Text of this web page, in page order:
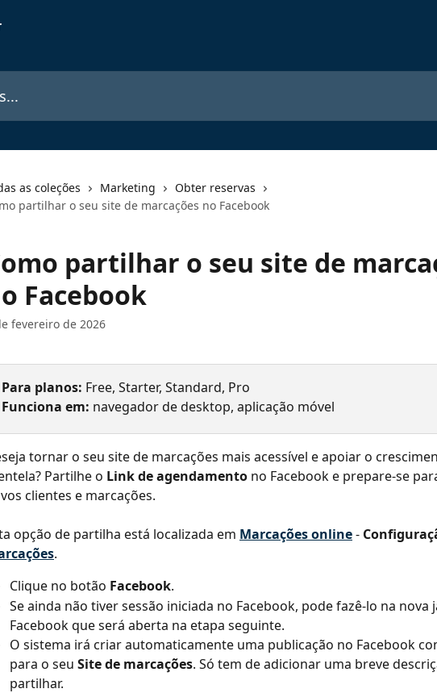
as coleções Marketing
Obter reservas
partilhar o seu site de marcações no Facebook
partilhar o seu site de
Facebook
fevereiro de 2026
Para planos: Free, Starter, Standard, Pro
Funciona em: navegador de desktop, aplicação móvel
tornar o seu site de marcações mais acessível e apoiar o
Partilhe o Link de agendamento no Facebook e prepare-se
clientes e marcações.
opção de partilha está localizada em Marcações online -
.
Clique no botão Facebook.
Se ainda não tiver sessão iniciada no Facebook, pode fazê-lo na nova
Facebook que será aberta na etapa seguinte.
O sistema irá criar automaticamente uma publicação no Facebook
para o seu Site de marcações. Só tem de adicionar uma breve
partilhar.